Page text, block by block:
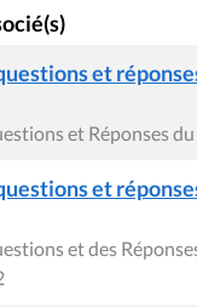
et
et Réponses
et
et des